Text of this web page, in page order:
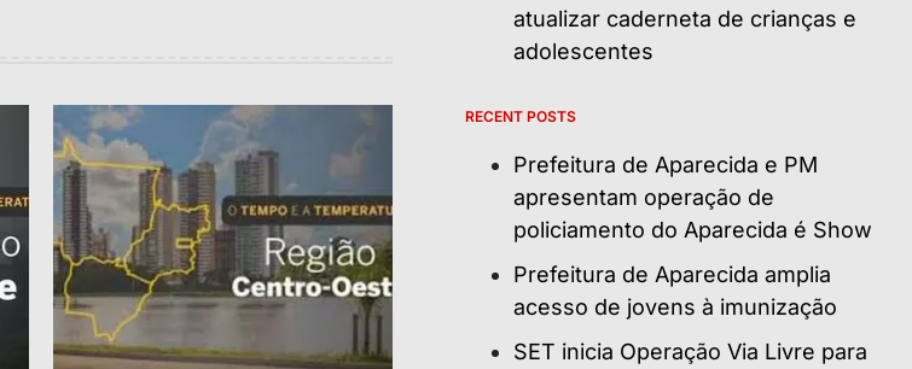
atualizar caderneta de crianças e
adolescentes
RECENT POSTS
Prefeitura de Aparecida e PM
apresentam operação de
policiamento do Aparecida é Show
Prefeitura de Aparecida amplia
acesso de jovens à imunização
SET inicia Operação Via Livre para